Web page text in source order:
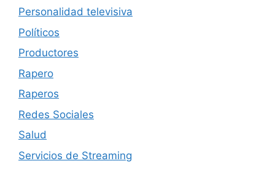
Personalidad televisiva
Políticos
Productores
Rapero
Raperos
Redes Sociales
Salud
Servicios de Streaming